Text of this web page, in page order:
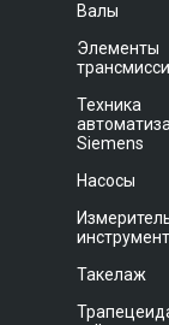
Валы
Элементы
Техника
Siemens
Насосы
инструмент
Такелаж